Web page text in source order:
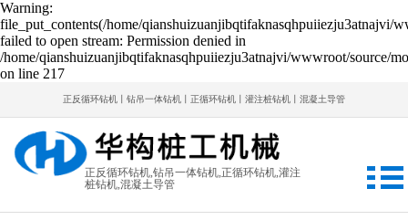
Warning:
file_put_contents(/home/qianshuizuanjibqtifaknasqhpuiiezju3atnajvi/
failed to open stream: Permission denied in
/home/qianshuizuanjibqtifaknasqhpuiiezju3atnajvi/wwwroot/source/
on line 217
正反循环钻机丨钻吊一体钻机丨正循环钻机丨灌注桩钻机丨混凝土导管
正反循环钻机,钻吊一体钻机,正循环钻机,灌注
桩钻机,混凝土导管